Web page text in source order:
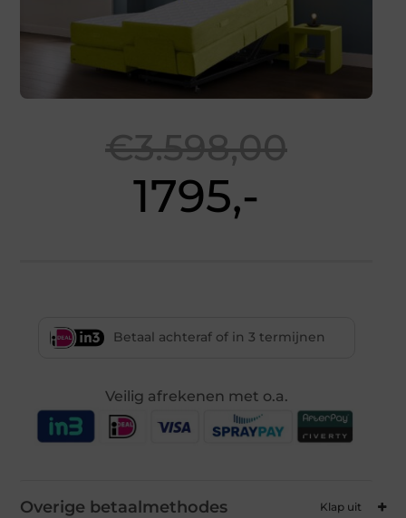
€3.598,00
1795,-
Betaal achteraf of in 3 termijnen
Veilig afrekenen met o.a.
Overige betaalmethodes